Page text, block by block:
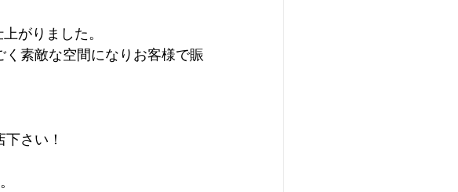
がりました。
素敵な空間になりお客様で賑
さい！